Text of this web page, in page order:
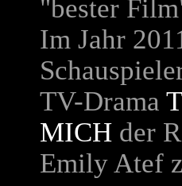
"bester
Im Jahr
TV-Drama
MICH der
Emily Atef